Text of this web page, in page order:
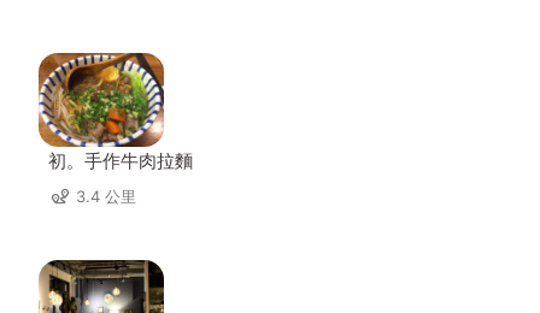
初。手作牛肉拉麵
3.4 公里